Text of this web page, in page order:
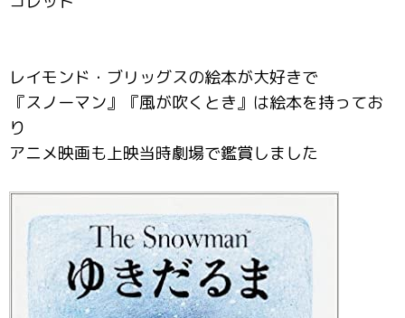
レイモンド・ブリッグスの絵本が大好きで
『スノーマン』『風が吹くとき』は絵本を持ってお
り
アニメ映画も上映当時劇場で鑑賞しました